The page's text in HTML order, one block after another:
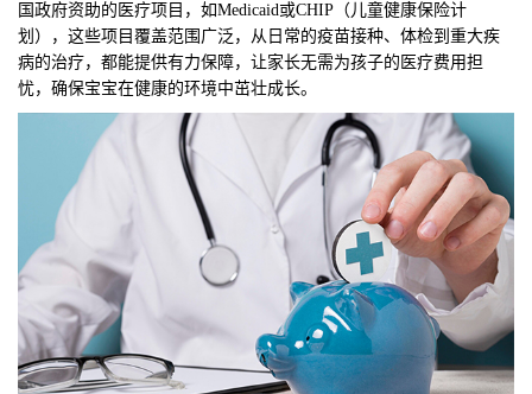
国政府资助的医疗项目，如Medicaid或CHIP（儿童健康保险计
划），这些项目覆盖范围广泛，从日常的疫苗接种、体检到重大疾
病的治疗，都能提供有力保障，让家长无需为孩子的医疗费用担
忧，确保宝宝在健康的环境中茁壮成长。